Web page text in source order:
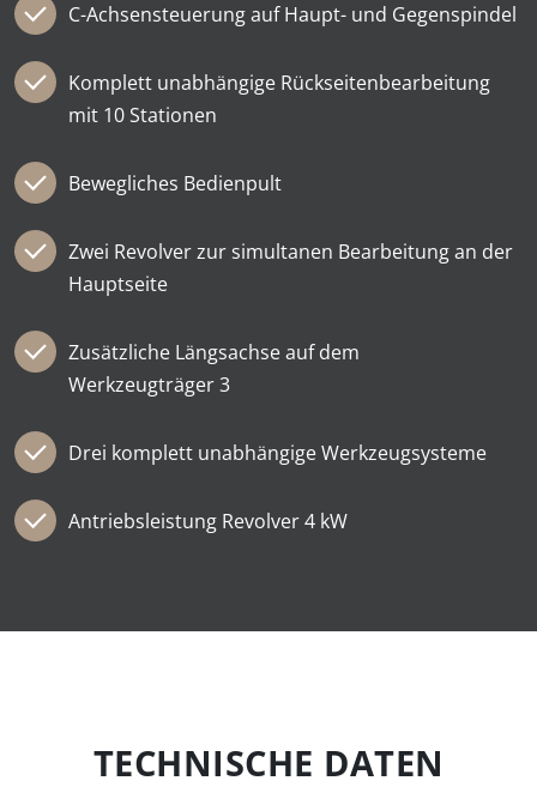
C-Achsensteuerung auf Haupt- und Gegenspindel
Komplett unabhängige Rückseiten­bearbeitung
mit 10 Stationen
Bewegliches Bedienpult
Zwei Revolver zur simultanen Bearbeitung an der
Hauptseite
Zusätzliche Längs­achse auf dem
Werkzeugträger 3
Drei komplett unabhängige Werkzeug­systeme
Antriebs­leistung Revolver 4 kW
TECHNISCHE DATEN